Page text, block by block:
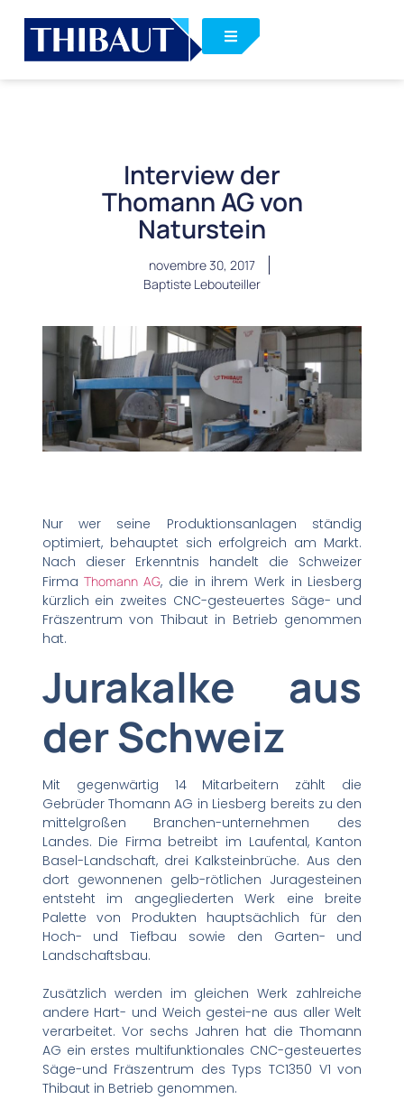
Interview der
Thomann AG von
Naturstein
novembre 30, 2017
Baptiste Lebouteiller
Nur wer seine Produktionsanlagen ständig
optimiert, behauptet sich erfolgreich am Markt.
Nach dieser Erkenntnis handelt die Schweizer
FirmaThomann AG, die in ihrem Werk in Liesberg
kürzlich ein zweites CNC-gesteuertes Säge- und
Fräszentrum von Thibaut in Betrieb genommen
hat.
Jurakalke aus
der Schweiz
Mit gegenwärtig 14 Mitarbeitern zählt die
Gebrüder Thomann AG in Liesberg bereits zu den
mittelgroßen Branchen-unternehmen des
Landes. Die Firma betreibt im Laufental, Kanton
Basel-Landschaft, drei Kalksteinbrüche. Aus den
dort gewonnenen gelb-rötlichen Juragesteinen
entsteht im angegliederten Werk eine breite
Palette von Produkten hauptsächlich für den
Hoch- und Tiefbau sowie den Garten- und
Landschaftsbau.
Zusätzlich werden im gleichen Werk zahlreiche
andere Hart- und Weich gestei-ne aus aller Welt
verarbeitet. Vor sechs Jahren hat die Thomann
AG ein erstes multifunktionales CNC-gesteuertes
Säge-und Fräszentrum des Typs TC1350 V1 von
Thibaut in Betrieb genommen.